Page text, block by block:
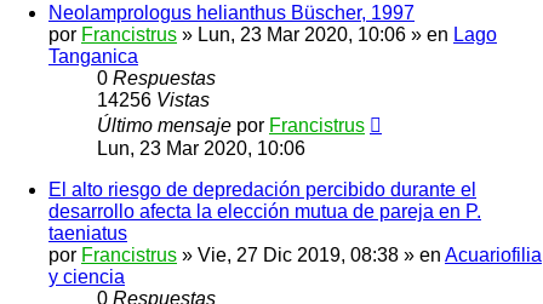
Neolamprologus helianthus Büscher, 1997
por Francistrus » Lun, 23 Mar 2020, 10:06 » en Lago
Tanganica
0 Respuestas
14256 Vistas
Último mensaje por Francistrus
Lun, 23 Mar 2020, 10:06
El alto riesgo de depredación percibido durante el
desarrollo afecta la elección mutua de pareja en P.
taeniatus
por Francistrus » Vie, 27 Dic 2019, 08:38 » en Acuariofilia
y ciencia
0 Respuestas